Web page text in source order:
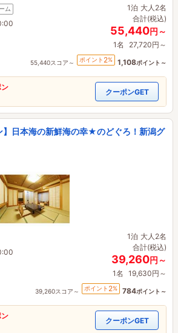
ム
1泊 大人2名
合計(税込)
55,440円～
1名 27,720円～
55,440スコア～ ポイント 2% 1,108ポイント～
クーポンGET
】日本海の新鮮海の幸★のどぐろ！新潟グ
1泊 大人2名
合計(税込)
39,260円～
1名 19,630円～
39,260スコア～ ポイント 2% 784ポイント～
クーポンGET